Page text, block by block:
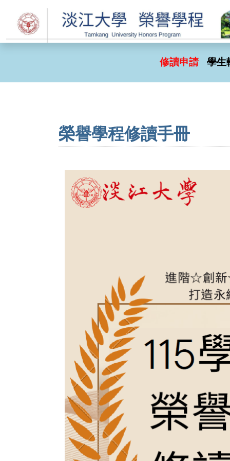
修讀申請 學生
榮譽學程修讀手冊